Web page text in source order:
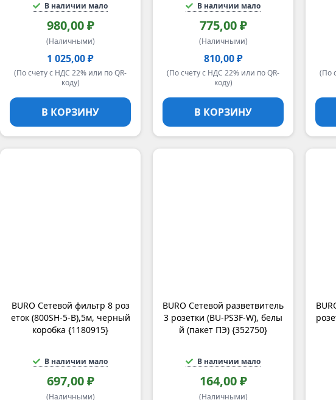
В наличии мало
980,00 ₽
(Наличными)
1 025,00 ₽
(По счету с НДС 22% или по QR-
коду)
В КОРЗИНУ
В наличии мало
775,00 ₽
(Наличными)
810,00 ₽
(По счету с НДС 22% или по QR-
коду)
В КОРЗИНУ
(По
BURO Сетевой фильтр 8 роз
еток (800SH-5-B),5м, черный
коробка {1180915}
В наличии мало
697,00 ₽
(Наличными)
BURO Сетевой разветвитель
3 розетки (BU-PS3F-W), белы
й (пакет ПЭ) {352750}
В наличии мало
164,00 ₽
(Наличными)